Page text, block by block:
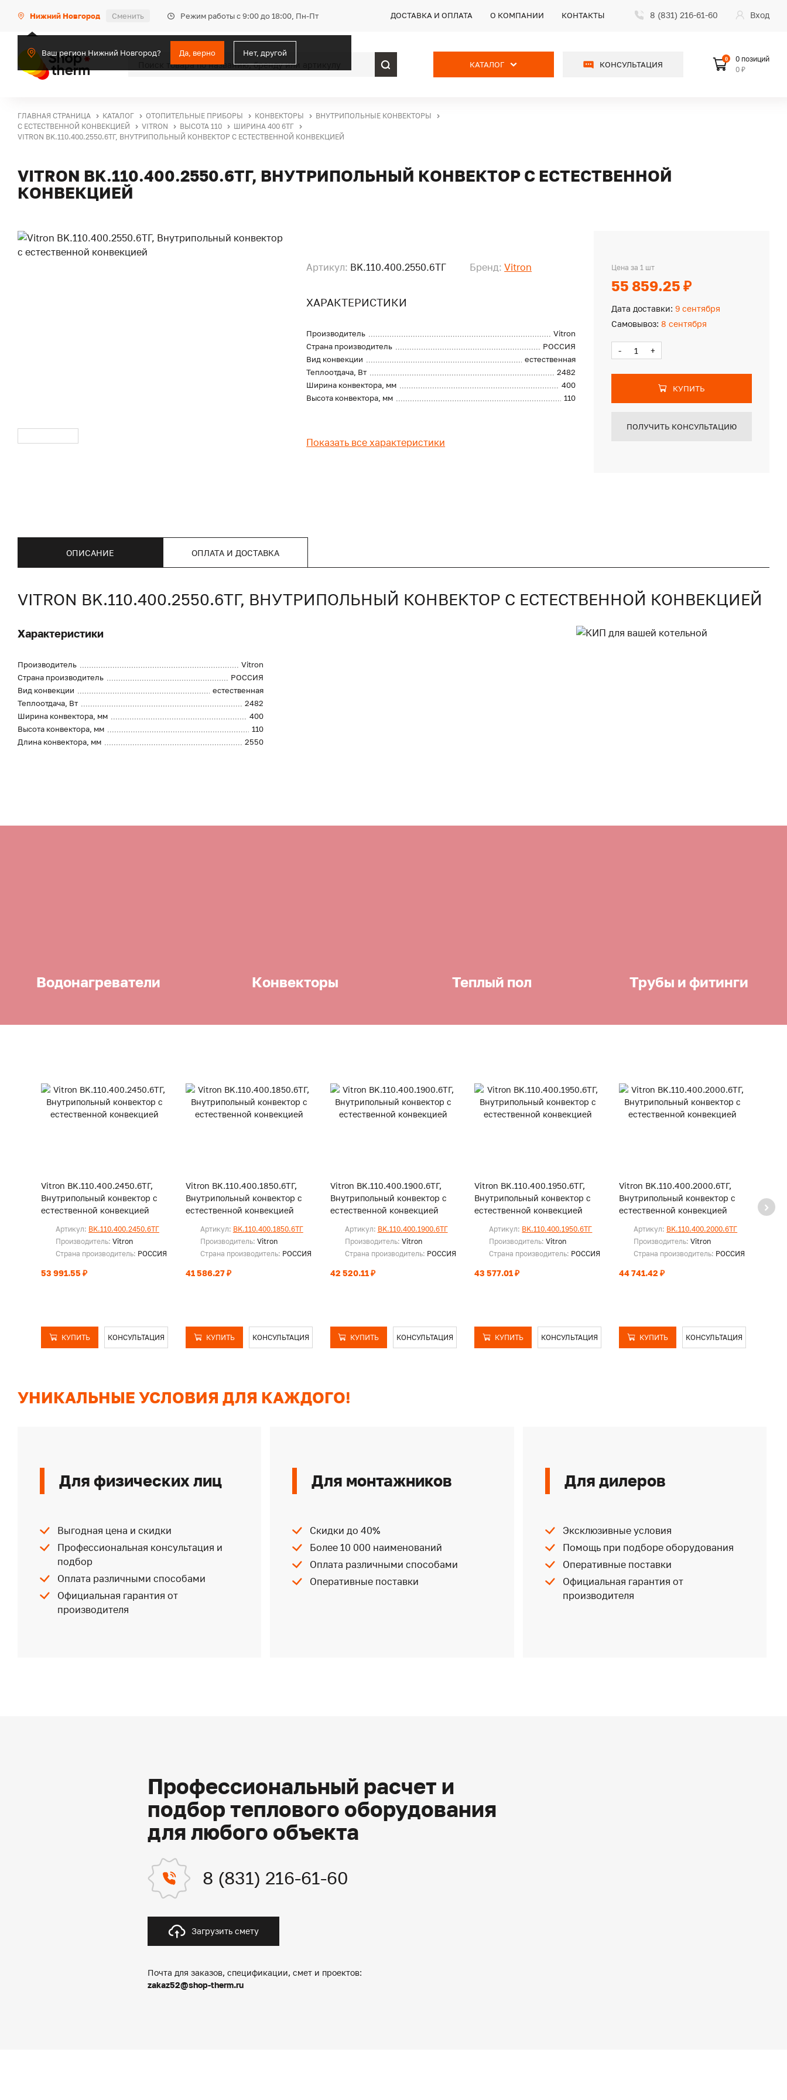
Нижний Новгород Сменить Режим работы с 9:00 до 18:00, Пн-Пт
Ваш регион Нижний Новгород? Да, верно Нет, другой
ДОСТАВКА И ОПЛАТА О КОМПАНИИ КОНТАКТЫ 8 (831) 216-61-60 Вход
КАТАЛОГ КОНСУЛЬТАЦИЯ
0
0 позиций
0 ₽
ГЛАВНАЯ СТРАНИЦА КАТАЛОГ ОТОПИТЕЛЬНЫЕ ПРИБОРЫ КОНВЕКТОРЫ
ВНУТРИПОЛЬНЫЕ КОНВЕКТОРЫ
С ЕСТЕСТВЕННОЙ КОНВЕКЦИЕЙ
VITRON ВЫСОТА 110
ШИРИНА 400 6ТГ
VITRON BK.110.400.2550.6ТГ, ВНУТРИПОЛЬНЫЙ КОНВЕКТОР С ЕСТЕСТВЕННОЙ КОНВЕКЦИЕЙ
VITRON BK.110.400.2550.6ТГ, ВНУТРИПОЛЬНЫЙ КОНВЕКТОР С ЕСТЕСТВЕННОЙ
КОНВЕКЦИЕЙ
Артикул: BK.110.400.2550.6ТГ Бренд: Vitron
ХАРАКТЕРИСТИКИ
Производитель
Vitron
Страна производитель
РОССИЯ
Вид конвекции
естественная
Теплоотдача, Вт
2482
Ширина конвектора, мм
400
Высота конвектора, мм
110
Показать все характеристики
Цена за 1 шт
55 859.25 ₽
Дата доставки: 9 сентября
Самовывоз: 8 сентября
- +
КУПИТЬ
ПОЛУЧИТЬ КОНСУЛЬТАЦИЮ
ОПИСАНИЕ ОПЛАТА И ДОСТАВКА
VITRON BK.110.400.2550.6ТГ, ВНУТРИПОЛЬНЫЙ КОНВЕКТОР С ЕСТЕСТВЕННОЙ КОНВЕКЦИЕЙ
Характеристики
Производитель
Vitron
Страна производитель
РОССИЯ
Вид конвекции
естественная
Теплоотдача, Вт
2482
Ширина конвектора, мм
400
Высота конвектора, мм
110
Длина конвектора, мм
2550
Водонагреватели Конвекторы Теплый пол Трубы и фитинги
Vitron BK.110.400.2450.6ТГ,
Внутрипольный конвектор с
естественной конвекцией
Артикул: BK.110.400.2450.6ТГ
Производитель: Vitron
Страна производитель: РОССИЯ
53 991.55 ₽
КУПИТЬ КОНСУЛЬТАЦИЯ
Vitron BK.110.400.1850.6ТГ,
Внутрипольный конвектор с
естественной конвекцией
Артикул: BK.110.400.1850.6ТГ
Производитель: Vitron
Страна производитель: РОССИЯ
41 586.27 ₽
КУПИТЬ КОНСУЛЬТАЦИЯ
Vitron BK.110.400.1900.6ТГ,
Внутрипольный конвектор с
естественной конвекцией
Артикул: BK.110.400.1900.6ТГ
Производитель: Vitron
Страна производитель: РОССИЯ
42 520.11 ₽
КУПИТЬ КОНСУЛЬТАЦИЯ
Vitron BK.110.400.1950.6ТГ,
Внутрипольный конвектор с
естественной конвекцией
Артикул: BK.110.400.1950.6ТГ
Производитель:Vitron
Страна производитель: РОССИЯ
43 577.01 ₽
КУПИТЬ КОНСУЛЬТАЦИЯ
Vitron BK.110.400.2000.6ТГ,
Внутрипольный конвектор с
естественной конвекцией
Артикул: BK.110.400.2000.6ТГ
Производитель:Vitron
Страна производитель: РОССИЯ
44 741.42 ₽
КУПИТЬ КОНСУЛЬТАЦИЯ
УНИКАЛЬНЫЕ УСЛОВИЯ ДЛЯ КАЖДОГО!
Для физических лиц
Выгодная цена и скидки
Профессиональная консультация и
подбор
Оплата различными способами
Официальная гарантия от
производителя
Для монтажников
Скидки до 40%
Более 10 000 наименований
Оплата различными способами
Оперативные поставки
Для дилеров
Эксклюзивные условия
Помощь при подборе оборудования
Оперативные поставки
Официальная гарантия от
производителя
Профессиональный расчет и
подбор теплового оборудования
для любого объекта
8 (831) 216-61-60
Загрузить смету
Почта для заказов, спецификации, смет и проектов:
zakaz52@shop-therm.ru